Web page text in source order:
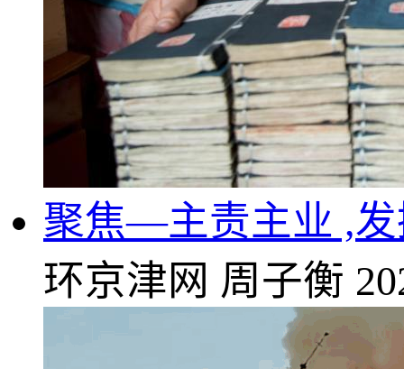
聚焦—主责主业 ,发
环京津网 周子衡